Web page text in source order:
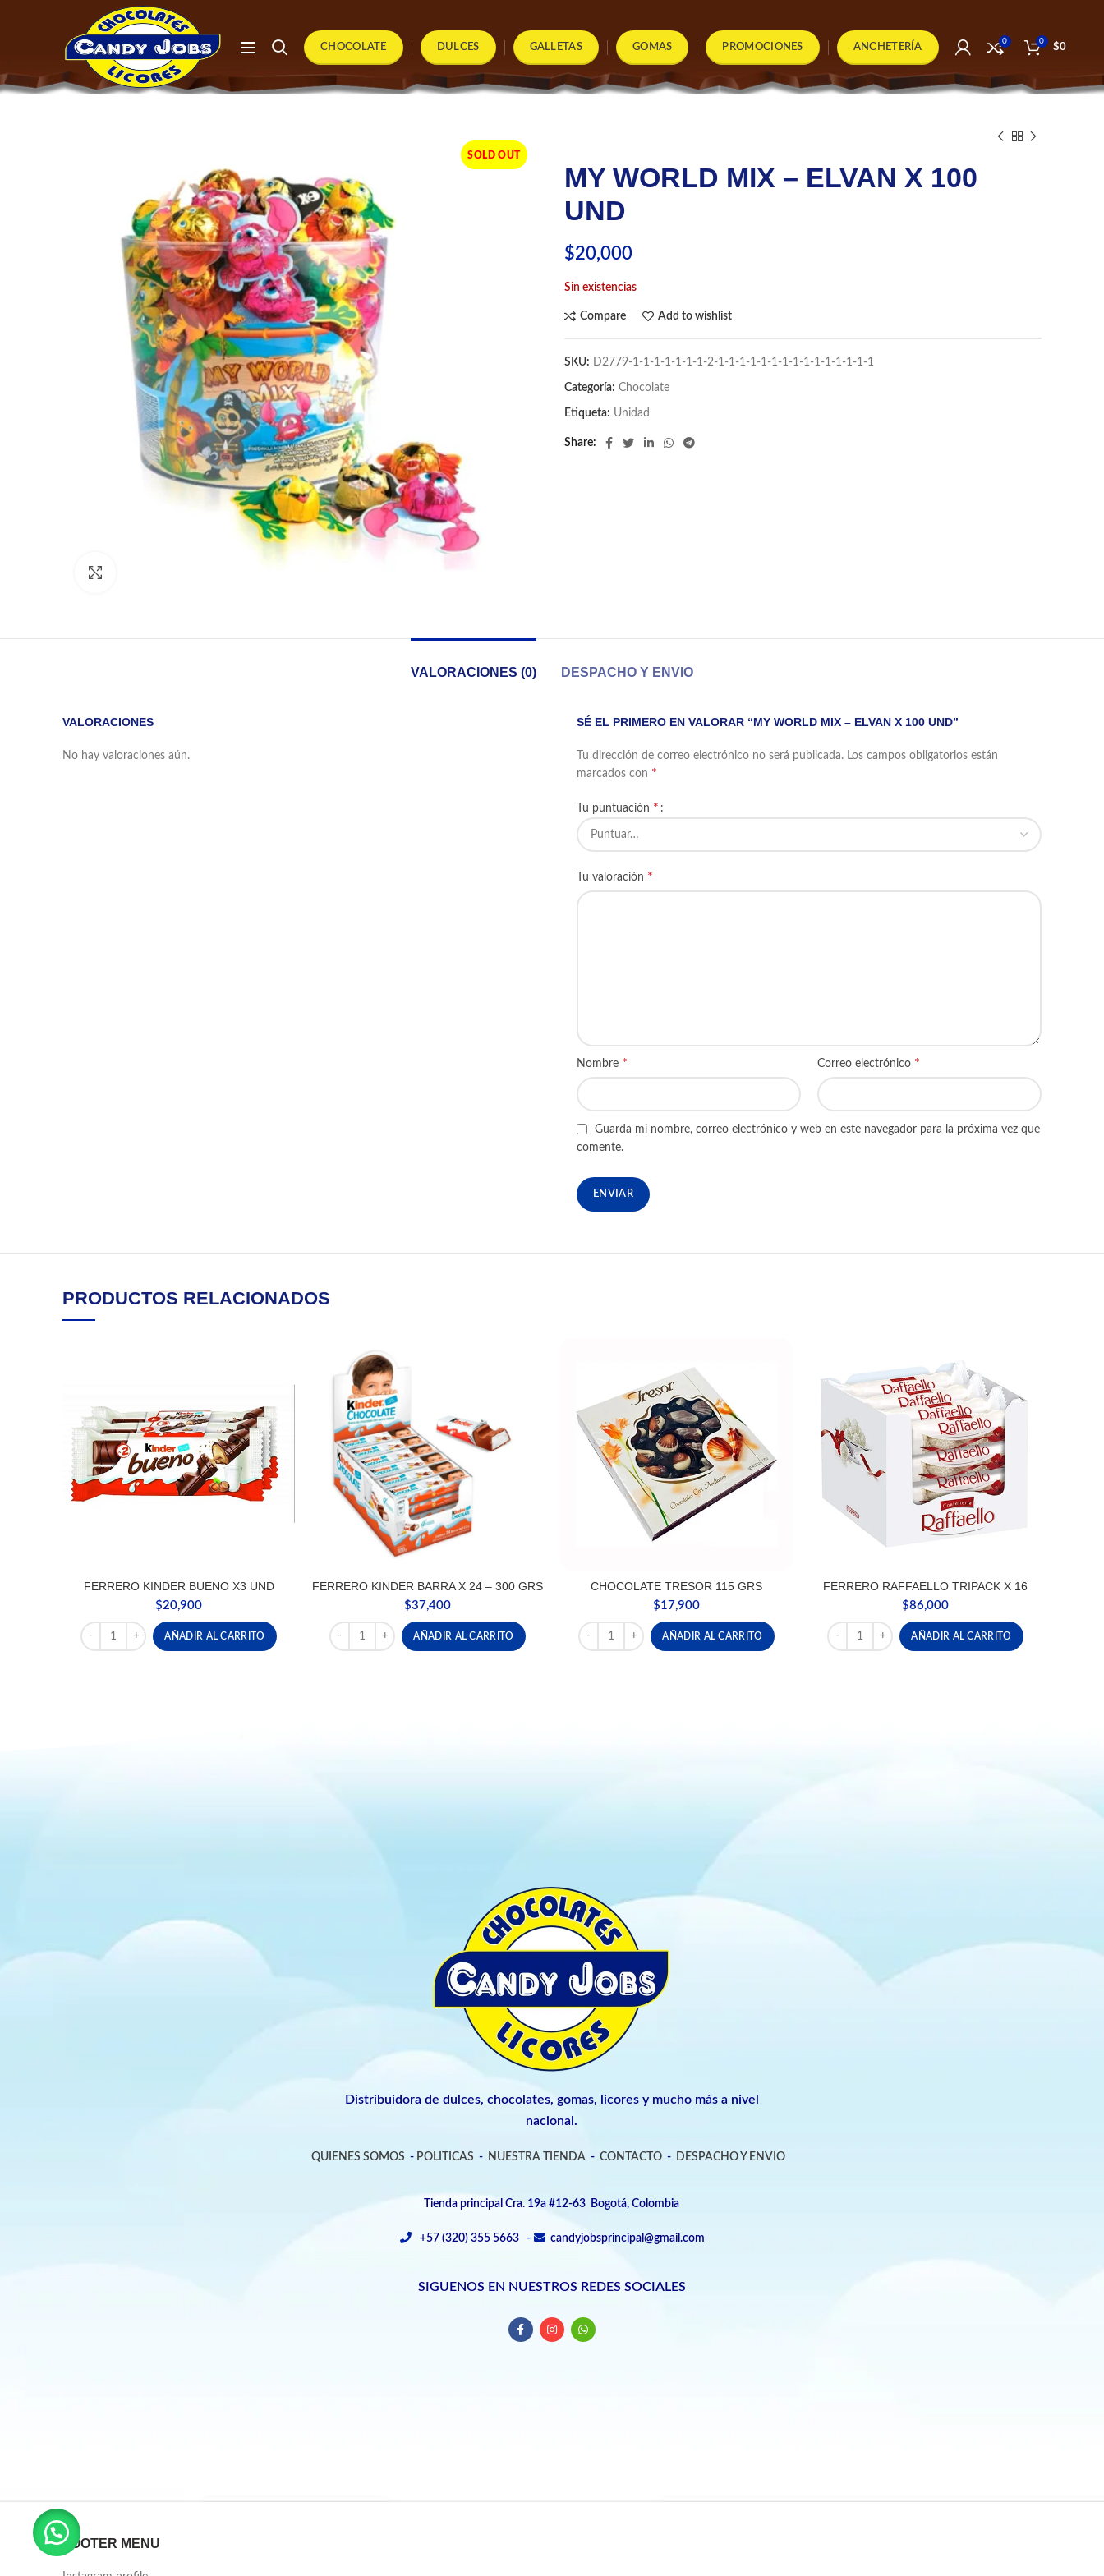
CHOCOLATE DULCES GALLETAS GOMAS PROMOCIONES ANCHETERÍA
0 0
$0
SOLD OUT
MY WORLD MIX – ELVAN X 100
UND
$20,000
Sin existencias
Compare Add to wishlist
SKU: D2779-1-1-1-1-1-1-1-2-1-1-1-1-1-1-1-1-1-1-1-1-1-1-1
Categoría: Chocolate
Etiqueta: Unidad
Share
VALORACIONES (0) DESPACHO Y ENVIO
VALORACIONES
No hay valoraciones aún.
SÉ EL PRIMERO EN VALORAR “MY WORLD MIX – ELVAN X 100 UND”
Tu dirección de correo electrónico no será publicada. Los campos obligatorios están
marcados con *
Tu puntuación *
Tu valoración *
Nombre * Correo electrónico *
Guarda mi nombre, correo electrónico y web en este navegador para la próxima vez que
comente.
PRODUCTOS RELACIONADOS
FERRERO KINDER BUENO X3 UND
$20,900
FERRERO KINDER BUENO X3 UND cantidad
AÑADIR AL CARRITO
FERRERO KINDER BARRA X 24 – 300 GRS
$37,400
FERRERO KINDER BARRA X 24 - 300 GRS cantidad
AÑADIR AL CARRITO
CHOCOLATE TRESOR 115 GRS
$17,900
CHOCOLATE TRESOR 115 GRS cantidad
AÑADIR AL CARRITO
FERRERO RAFFAELLO TRIPACK X 16
$86,000
FERRERO RAFFAELLO TRIPACK X 16 cantidad
AÑADIR AL CARRITO
Distribuidora de dulces, chocolates, gomas, licores y mucho más a nivel
nacional.
QUIENES SOMOS - POLITICAS - NUESTRA TIENDA- CONTACTO- DESPACHO Y ENVIO
Tienda principal Cra. 19a #12-63 Bogotá, Colombia
+57 (320) 355 5663 - candyjobsprincipal@gmail.com
SIGUENOS EN NUESTROS REDES SOCIALES
FOOTER MENU